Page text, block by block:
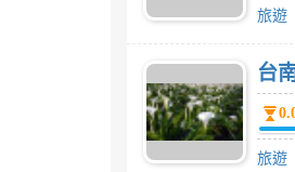
旅遊
台
旅遊